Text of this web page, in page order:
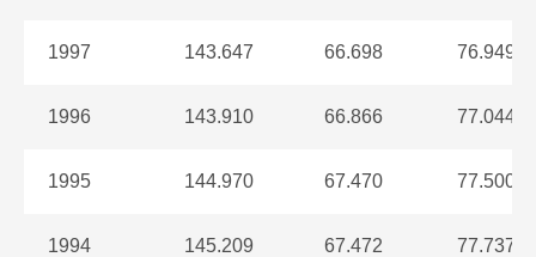
1997 143.647 66.698 76.949
1996 143.910 66.866 77.044
1995 144.970 67.470 77.500
1994 145.209 67.472 77.737